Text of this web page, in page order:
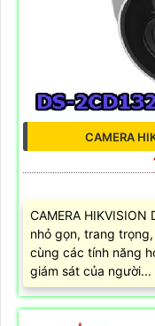
CAMERA
CAMERA
nhỏ gọn, trang
cùng các tính năng
giám sát của người...